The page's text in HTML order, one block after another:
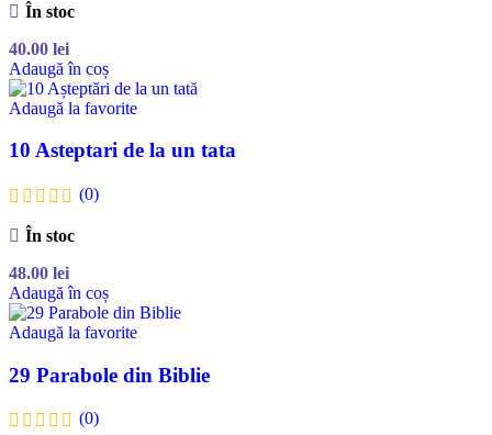
În stoc
40.00 lei
Adaugă în coș
Adaugă la favorite
10 Asteptari de la un tata
(0)
În stoc
48.00 lei
Adaugă în coș
Adaugă la favorite
29 Parabole din Biblie
(0)